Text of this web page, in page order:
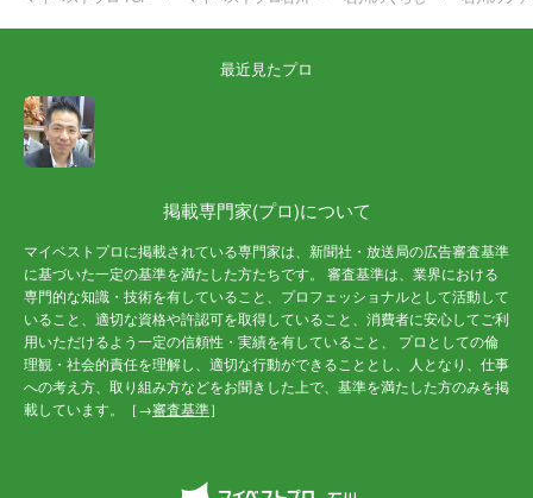
最近見たプロ
掲載専門家(プロ)について
マイベストプロに掲載されている専門家は、新聞社・放送局の広告審査基準
に基づいた一定の基準を満たした方たちです。 審査基準は、業界における
専門的な知識・技術を有していること、プロフェッショナルとして活動して
いること、適切な資格や許認可を取得していること、消費者に安心してご利
用いただけるよう一定の信頼性・実績を有していること、 プロとしての倫
理観・社会的責任を理解し、適切な行動ができることとし、人となり、仕事
への考え方、取り組み方などをお聞きした上で、基準を満たした方のみを掲
載しています。［→審査基準］